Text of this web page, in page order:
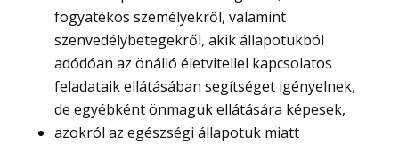
fogyatékos személyekről, valamint
szenvedélybetegekről, akik állapotukból
adódóan az önálló életvitellel kapcsolatos
feladataik ellátásában segítséget igényelnek,
de egyébként önmaguk ellátására képesek,
azokról az egészségi állapotuk miatt